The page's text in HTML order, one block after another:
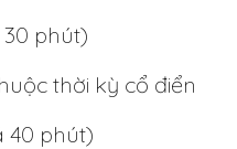
phút)
thời kỳ cổ điển
40 phút)